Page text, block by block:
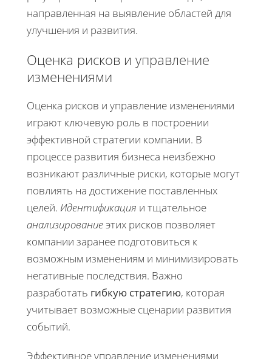
направленная на выявление областей для
улучшения и развития.
Оценка рисков и управление
изменениями
Оценка рисков и управление изменениями
играют ключевую роль в построении
эффективной стратегии компании. В
процессе развития бизнеса неизбежно
возникают различные риски, которые могут
повлиять на достижение поставленных
целей. Идентификация и тщательное
анализированиеэтих рисков позволяет
компании заранее подготовиться к
возможным изменениям и минимизировать
негативные последствия. Важно
разработать гибкую стратегию, которая
учитывает возможные сценарии развития
событий.
Эффективное управление изменениями